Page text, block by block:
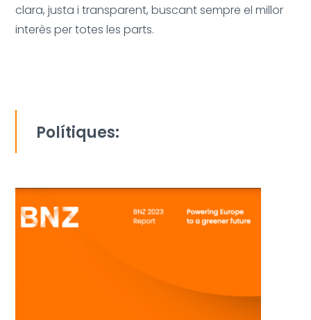
clara, justa i transparent, buscant sempre el millor
interès per totes les parts.
Polítiques: